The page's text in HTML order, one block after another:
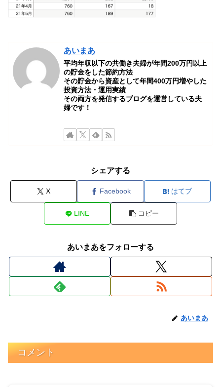
あいまあ
平均年収以下の共働き夫婦が年間200万円以上
の貯金をした節約方法
その貯金から資産として年間400万円増やした
投資方法・運用実績
その両方を発信するブログを運営している夫
婦です！
シェアする
X Facebook はてブ
LINE コピー
あいまあをフォローする
あいまあ
コメント